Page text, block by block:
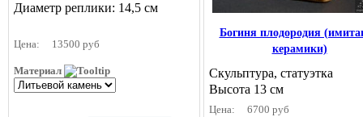
Диаметр реплики: 14,5 см
Цена: 13500 руб
Материал
Богиня плодородия
керамики)
Скульптура, статуэтка
Высота 13 см
Цена: 6700 руб